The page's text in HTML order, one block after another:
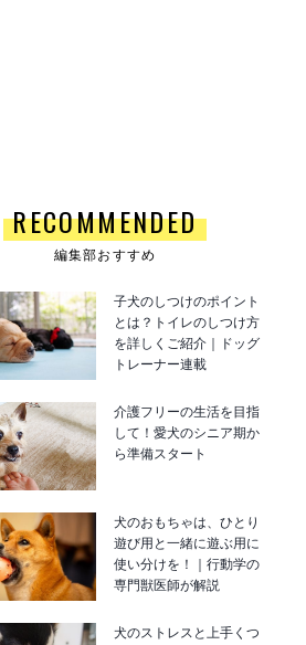
RECOMMENDED
編集部おすすめ
子犬のしつけのポイント
とは？トイレのしつけ方
を詳しくご紹介｜ドッグ
トレーナー連載
介護フリーの生活を目指
して！愛犬のシニア期か
ら準備スタート
犬のおもちゃは、ひとり
遊び用と一緒に遊ぶ用に
使い分けを！｜行動学の
専門獣医師が解説
犬のストレスと上手くつ